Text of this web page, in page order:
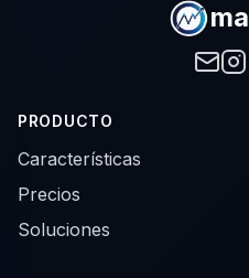
PRODUCTO
Características
Precios
Soluciones